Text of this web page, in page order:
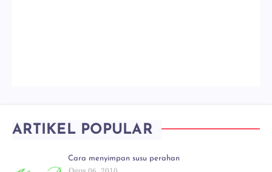
ARTIKEL POPULAR
Cara menyimpan susu perahan